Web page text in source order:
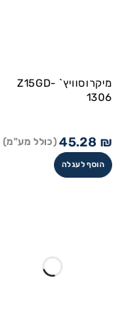
מיקרוסוויץ` Z15GD-
1306
45.28 ₪ (כולל מע"מ)
הוסף לעגלה